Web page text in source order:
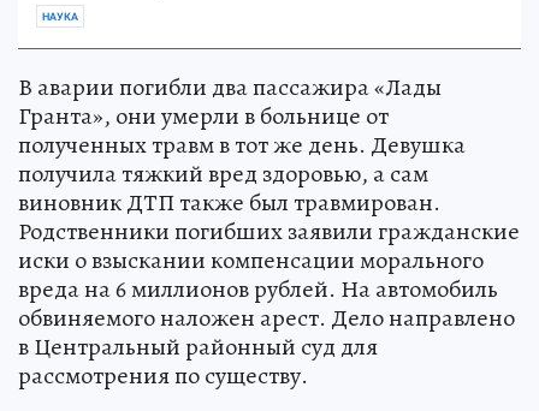
НАУКА
В аварии погибли два пассажира «Лады
Гранта», они умерли в больнице от
полученных травм в тот же день. Девушка
получила тяжкий вред здоровью, а сам
виновник ДТП также был травмирован.
Родственники погибших заявили гражданские
иски о взыскании компенсации морального
вреда на 6 миллионов рублей. На автомобиль
обвиняемого наложен арест. Дело направлено
в Центральный районный суд для
рассмотрения по существу.